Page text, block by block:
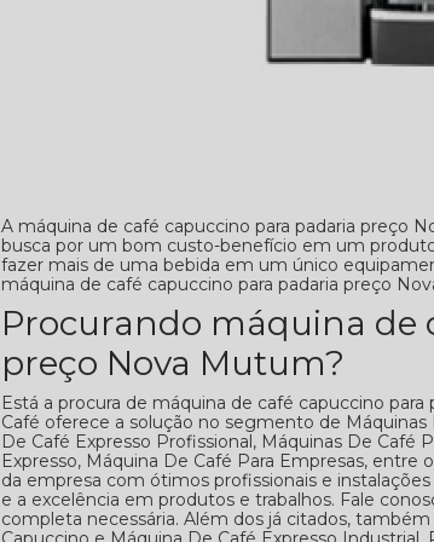
A máquina de café capuccino para padaria preço
busca por um bom custo-benefício em um
fazer mais de uma bebida em um único
máquina de café capuccino para padaria preço
Procurando máquina de
preço Nova Mutum?
Está a procura de máquina de café capuccino
Café oferece a solução no segmento de
De Café Expresso Profissional, Máquinas De Café
Expresso, Máquina De Café Para Empresas,
da empresa com ótimos profissionais e
e a excelência em produtos e trabalhos. Fale
completa necessária. Além dos já citados,